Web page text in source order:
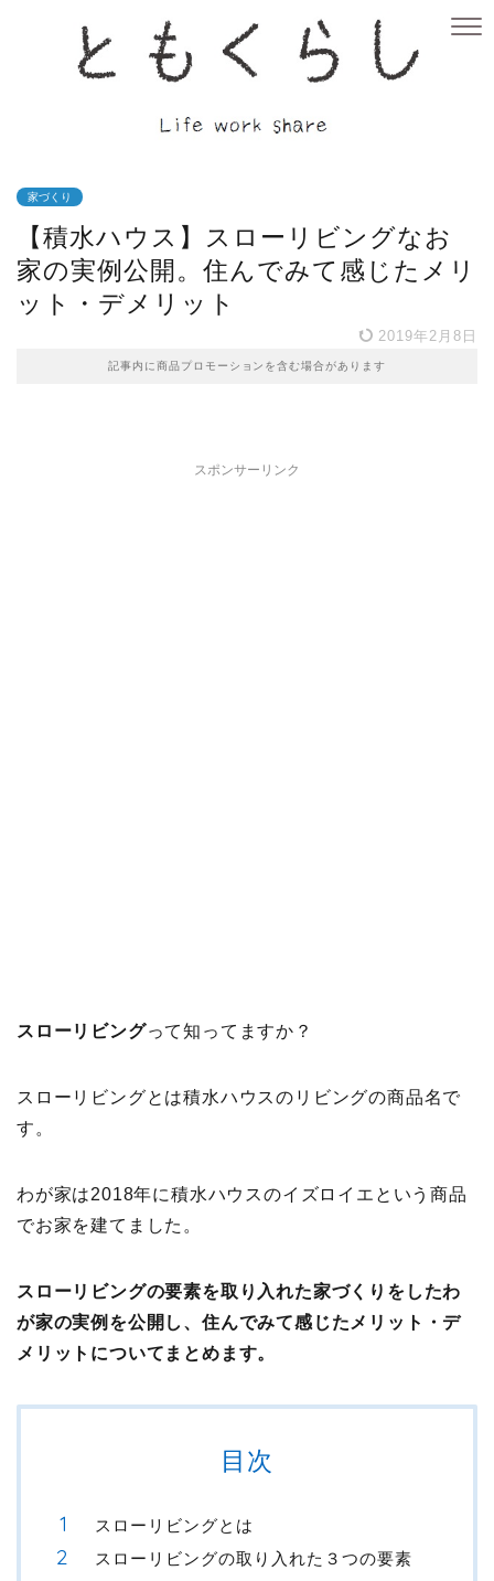
家づくり
【積水ハウス】スローリビングなお
家の実例公開。住んでみて感じたメリ
ット・デメリット
2019年2月8日
記事内に商品プロモーションを含む場合があります
スポンサーリンク
スローリビングって知ってますか？
スローリビングとは積水ハウスのリビングの商品名で
す。
わが家は2018年に積水ハウスのイズロイエという商品
でお家を建てました。
スローリビングの要素を取り入れた家づくりをしたわ
が家の実例を公開し、住んでみて感じたメリット・デ
メリットについてまとめます。
目次
スローリビングとは
スローリビングの取り入れた３つの要素